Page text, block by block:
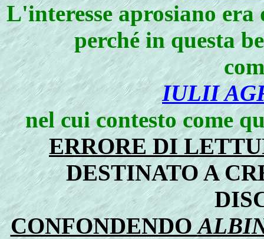
L'interesse aprosiano
perché in questa
IULII
nel cui contesto come
ERRORE DI
DESTINATO A
CONFONDENDO